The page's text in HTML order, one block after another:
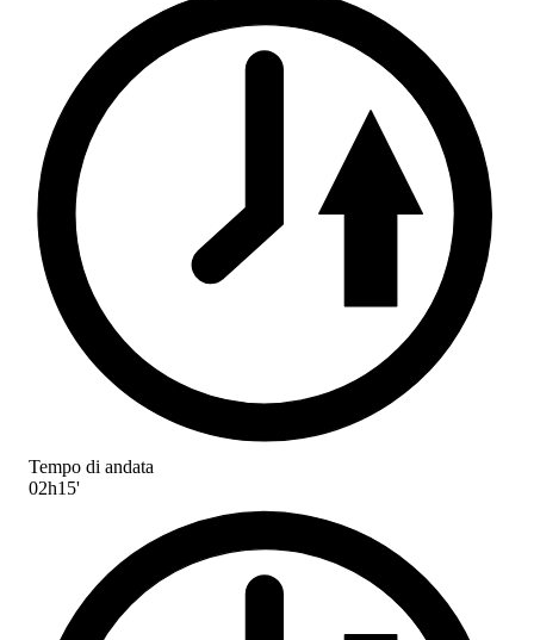
Tempo di andata
02h15'